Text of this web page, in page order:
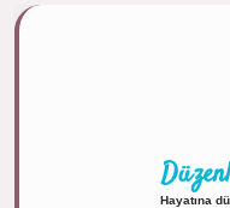
Hayatına